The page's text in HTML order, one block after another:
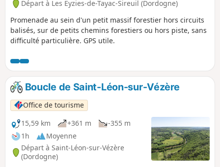
Départ à Les Eyzies-de-Tayac-Sireuil (Dordogne)
Promenade au sein d'un petit massif forestier hors circuits
balisés, sur de petits chemins forestiers ou hors piste, sans
difficulté particulière. GPS utile.
Boucle de Saint-Léon-sur-Vézère
Office de tourisme
15,59 km
+361 m
-355 m
1h
Moyenne
Départ à Saint-Léon-sur-Vézère
(Dordogne)